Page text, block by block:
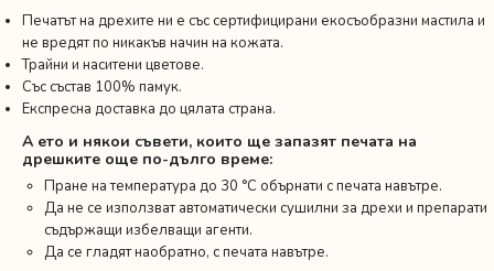
Печатът на дрехите ни е със сертифицирани екосъобразни мастила и
не вредят по никакъв начин на кожата.
Трайни и наситени цветове.
Със състав 100% памук.
Експресна доставка до цялата страна.
А ето и някои съвети, които ще запазят печата на
дрешките още по-дълго време:
Пране на температура до 30 °C обърнати с печата навътре.
Да не се използват автоматически сушилни за дрехи и препарати
съдържащи избелващи агенти.
Да се гладят наобратно, с печата навътре.